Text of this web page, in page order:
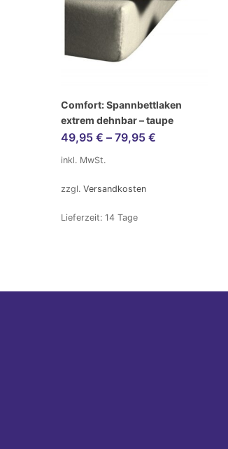
Comfort: Spannbettlaken
extrem dehnbar – taupe
49,95 € – 79,95 €
inkl. MwSt.
zzgl. Versandkosten
Lieferzeit: 14 Tage